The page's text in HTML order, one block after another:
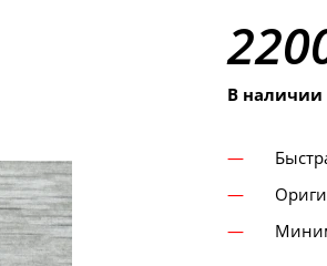
В наличии